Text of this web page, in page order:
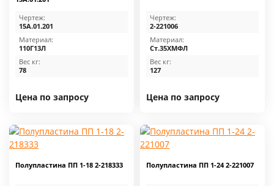
Чертеж:
15А.01.201
Материал:
110Г13Л
Вес кг:
78
Цена по запросу
Чертеж:
2-221006
Материал:
Ст.35ХМФЛ
Вес кг:
127
Цена по запросу
Полупластина ПП 1-18 2-218333 Полупластина ПП 1-24 2-221007